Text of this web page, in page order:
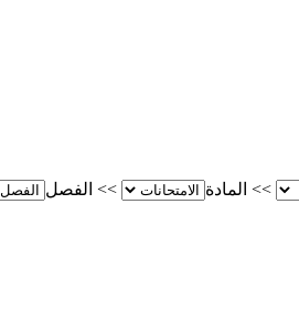
>> المادة >> الفصل